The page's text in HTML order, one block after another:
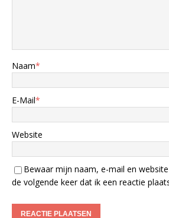
Naam*
E-Mail*
Website
Bewaar mijn naam, e-mail en
de volgende keer dat ik een reactie